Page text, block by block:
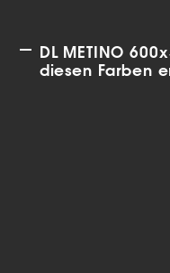
DL METINO
diesen Farben